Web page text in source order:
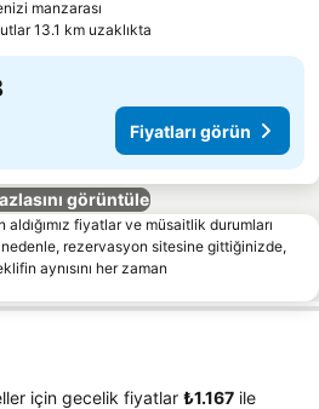
manzarası
13.1 km uzaklıkta
Fiyatları görün
görüntüle
fiyatlar ve müsaitlik durumları
rezervasyon sitesine gittiğinizde,
aynısını her zaman
için gecelik fiyatlar ‎₺1.167 ile